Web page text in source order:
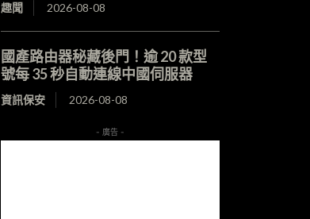
趣聞 2026-08-08
國產路由器秘藏後門！逾 20 款型
號每 35 秒自動連線中國伺服器
資訊保安 2026-08-08
- 廣告 -